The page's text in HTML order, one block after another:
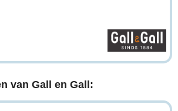
van Gall en Gall: